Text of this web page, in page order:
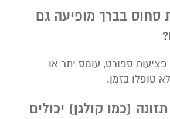
בברך מופיעה גם
ספורט, עומס יתר או
טופלו בזמן.
(כמו קולגן) יכולים